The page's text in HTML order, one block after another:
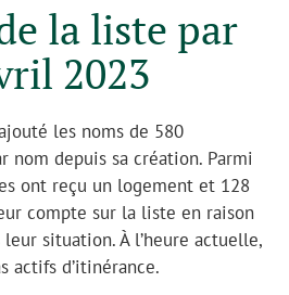
la liste par
2023
ajouté les noms de 580
nom depuis sa création. Parmi
ont reçu un logement et 128
compte sur la liste en raison
leur situation. À l’heure actuelle,
actifs d’itinérance.